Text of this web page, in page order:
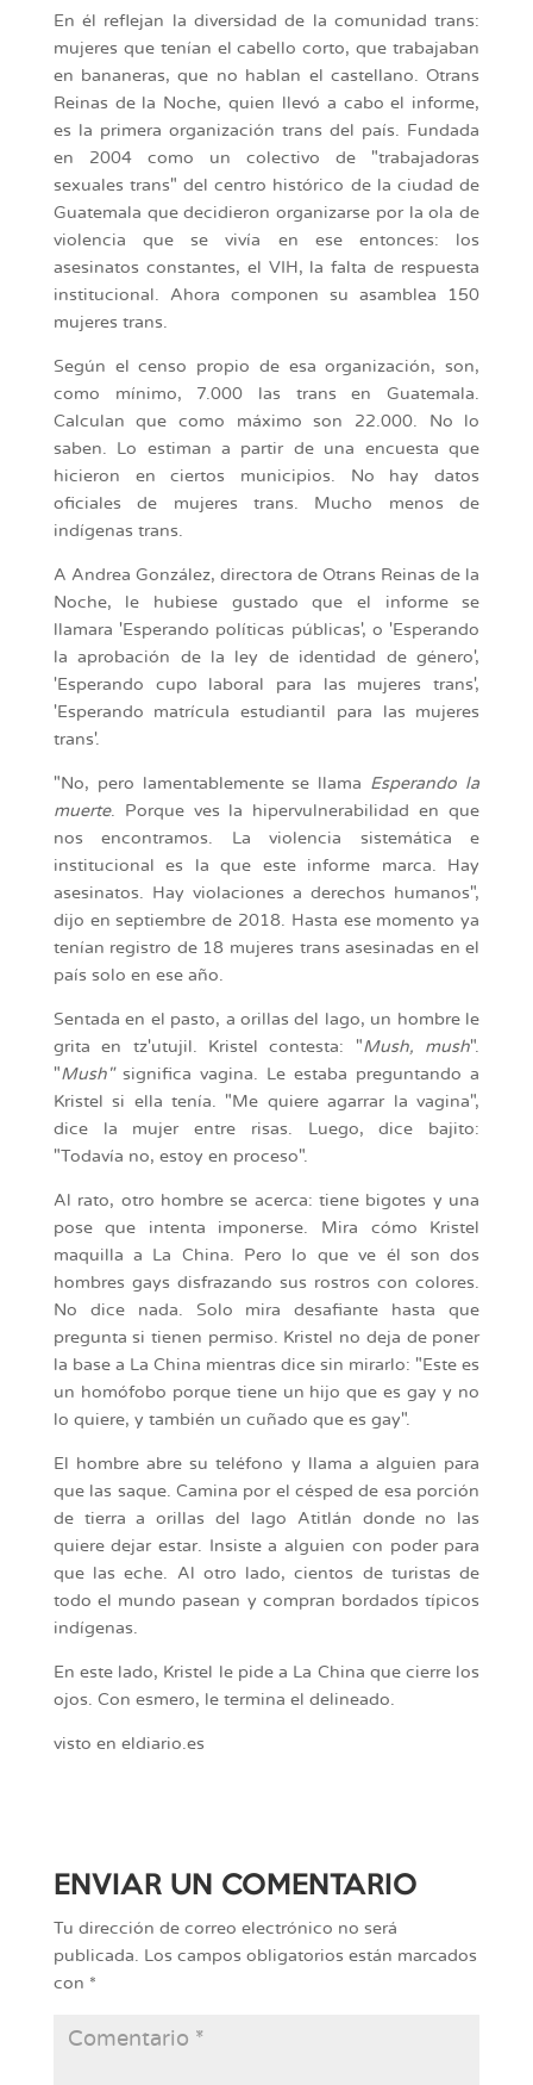
En él reflejan la diversidad de la comunidad trans:
mujeres que tenían el cabello corto, que trabajaban
en bananeras, que no hablan el castellano. Otrans
Reinas de la Noche, quien llevó a cabo el informe,
es la primera organización trans del país. Fundada
en 2004 como un colectivo de "trabajadoras
sexuales trans" del centro histórico de la ciudad de
Guatemala que decidieron organizarse por la ola de
violencia que se vivía en ese entonces: los
asesinatos constantes, el VIH, la falta de respuesta
institucional. Ahora componen su asamblea 150
mujeres trans.
Según el censo propio de esa organización, son,
como mínimo, 7.000 las trans en Guatemala.
Calculan que como máximo son 22.000. No lo
saben. Lo estiman a partir de una encuesta que
hicieron en ciertos municipios. No hay datos
oficiales de mujeres trans. Mucho menos de
indígenas trans.
A Andrea González, directora de Otrans Reinas de la
Noche, le hubiese gustado que el informe se
llamara 'Esperando políticas públicas', o 'Esperando
la aprobación de la ley de identidad de género',
'Esperando cupo laboral para las mujeres trans',
'Esperando matrícula estudiantil para las mujeres
trans'.
"No, pero lamentablemente se llama Esperando la
muerte. Porque ves la hipervulnerabilidad en que
nos encontramos. La violencia sistemática e
institucional es la que este informe marca. Hay
asesinatos. Hay violaciones a derechos humanos",
dijo en septiembre de 2018. Hasta ese momento ya
tenían registro de 18 mujeres trans asesinadas en el
país solo en ese año.
Sentada en el pasto, a orillas del lago, un hombre le
grita en tz'utujil. Kristel contesta: "Mush, mush".
"Mush" significa vagina. Le estaba preguntando a
Kristel si ella tenía. "Me quiere agarrar la vagina",
dice la mujer entre risas. Luego, dice bajito:
"Todavía no, estoy en proceso".
Al rato, otro hombre se acerca: tiene bigotes y una
pose que intenta imponerse. Mira cómo Kristel
maquilla a La China. Pero lo que ve él son dos
hombres gays disfrazando sus rostros con colores.
No dice nada. Solo mira desafiante hasta que
pregunta si tienen permiso. Kristel no deja de poner
la base a La China mientras dice sin mirarlo: "Este es
un homófobo porque tiene un hijo que es gay y no
lo quiere, y también un cuñado que es gay".
El hombre abre su teléfono y llama a alguien para
que las saque. Camina por el césped de esa porción
de tierra a orillas del lago Atitlán donde no las
quiere dejar estar. Insiste a alguien con poder para
que las eche. Al otro lado, cientos de turistas de
todo el mundo pasean y compran bordados típicos
indígenas.
En este lado, Kristel le pide a La China que cierre los
ojos. Con esmero, le termina el delineado.
visto en eldiario.es
ENVIAR UN COMENTARIO
Tu dirección de correo electrónico no será
publicada.
Los campos obligatorios están marcados
con *